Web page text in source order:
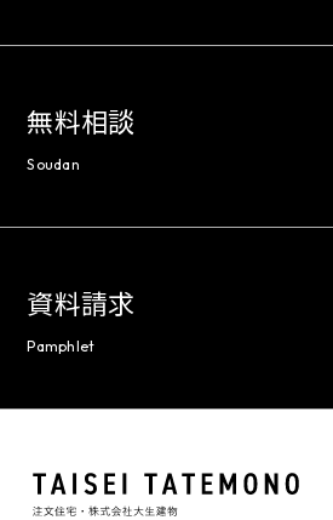
無料相談
Soudan
資料請求
Pamphlet